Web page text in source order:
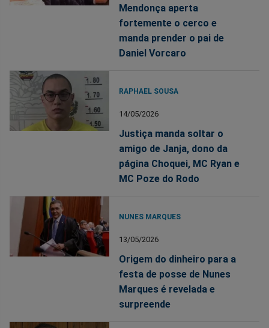
Mendonça aperta
fortemente o cerco e
manda prender o pai de
Daniel Vorcaro
RAPHAEL SOUSA
14/05/2026
Justiça manda soltar o
amigo de Janja, dono da
página Choquei, MC Ryan e
MC Poze do Rodo
NUNES MARQUES
13/05/2026
Origem do dinheiro para a
festa de posse de Nunes
Marques é revelada e
surpreende